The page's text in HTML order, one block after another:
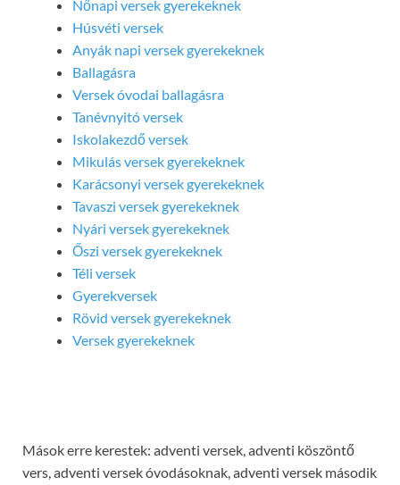
Nőnapi versek gyerekeknek
Húsvéti versek
Anyák napi versek gyerekeknek
Ballagásra
Versek óvodai ballagásra
Tanévnyitó versek
Iskolakezdő versek
Mikulás versek gyerekeknek
Karácsonyi versek gyerekeknek
Tavaszi versek gyerekeknek
Nyári versek gyerekeknek
Őszi versek gyerekeknek
Téli versek
Gyerekversek
Rövid versek gyerekeknek
Versek gyerekeknek
Mások erre kerestek: adventi versek, adventi köszöntő
vers, adventi versek óvodásoknak, adventi versek második